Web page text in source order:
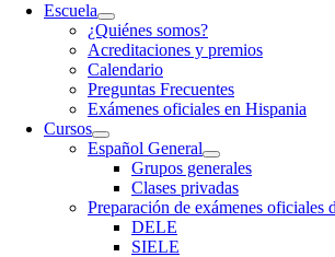
Escuela
¿Quiénes somos?
Acreditaciones y premios
Calendario
Preguntas Frecuentes
Exámenes oficiales en Hispania
Cursos
Español General
Grupos generales
Clases privadas
Preparación de exámenes oficiales
DELE
SIELE